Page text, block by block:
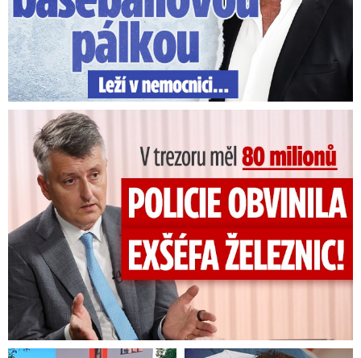
V trezoru měl 80 milionů: Policie obvinila exšéfa železnic!